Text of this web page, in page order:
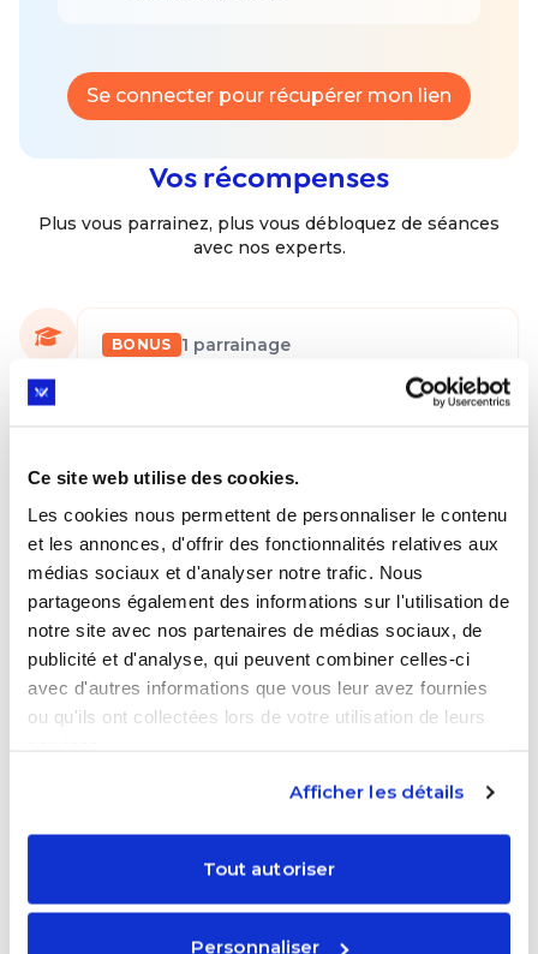
Ce site web utilise des cookies.
Les cookies nous permettent de personnaliser le contenu
et les annonces, d'offrir des fonctionnalités relatives aux
médias sociaux et d'analyser notre trafic. Nous
partageons également des informations sur l'utilisation de
notre site avec nos partenaires de médias sociaux, de
publicité et d'analyse, qui peuvent combiner celles-ci
avec d'autres informations que vous leur avez fournies
ou qu'ils ont collectées lors de votre utilisation de leurs
Afficher les détails
Tout autoriser
Personnaliser
Se connecter pour récupérer mon lien
Vos récompenses
Plus vous parrainez, plus vous débloquez de séances
avec nos experts.
BONUS 1 parrainage
BONUS 3parrainages
Organisation du travail
Apprenez à structurer le travail et optimiser
la productivité de votre enfant.
Questions fréquentes